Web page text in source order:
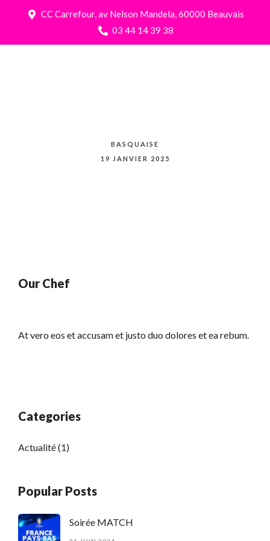
CC Carrefour, av Nelson Mandela, 60000 Beauvais
03 44 14 39 38
BASQUAISE
19 JANVIER 2025
Our Chef
At vero eos et accusam et justo duo dolores et ea rebum.
Categories
Actualité(1)
Popular Posts
Soirée MATCH